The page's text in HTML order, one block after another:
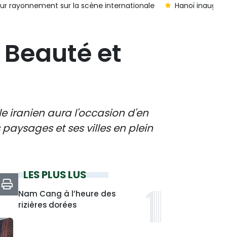
rayonnement sur la scène internationale Hanoï
et
iranien aura l'occasion d'en
et ses villes en plein
LES PLUS LUS
Nam Cang à l’heure des
rizières dorées